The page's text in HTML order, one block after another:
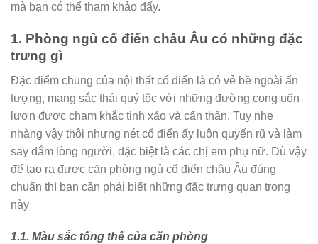
mà bạn có thể tham khảo đấy.
1. Phòng ngủ cổ điển châu Âu có những đặc
trưng gì
Đặc điểm chung của nội thất cổ điển là có vẻ bề ngoài ấn
tượng, mang sắc thái quý tộc với những đường cong uốn
lượn được chạm khắc tinh xảo và cẩn thận. Tuy nhẹ
nhàng vậy thôi nhưng nét cổ điển ấy luôn quyến rũ và làm
say đắm lòng người, đặc biệt là các chị em phụ nữ. Dù vậy
để tạo ra được căn phòng ngủ cổ điển châu Âu đúng
chuẩn thì bạn cần phải biết những đặc trưng quan trọng
này
1.1. Màu sắc tổng thể của căn phòng